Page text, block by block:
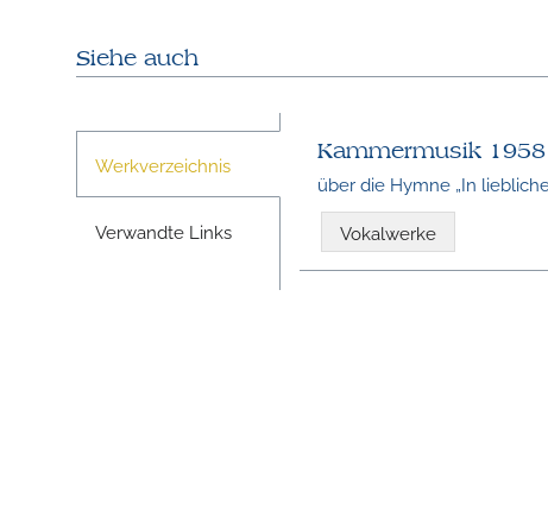
Siehe auch
Werkverzeichnis
Verwandte Links
Kammermusik 1958
über die Hymne „In
Vokalwerke